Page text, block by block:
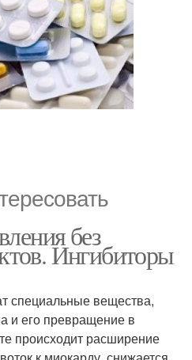
без
Ингибиторы
специальные вещества,
и его превращение в
происходит расширение